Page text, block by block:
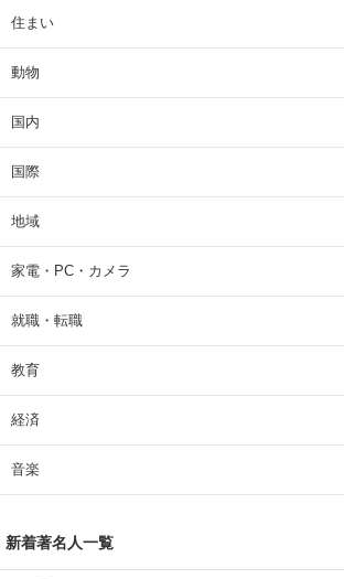
住まい
動物
国内
国際
地域
家電・PC・カメラ
就職・転職
教育
経済
音楽
新着著名人一覧